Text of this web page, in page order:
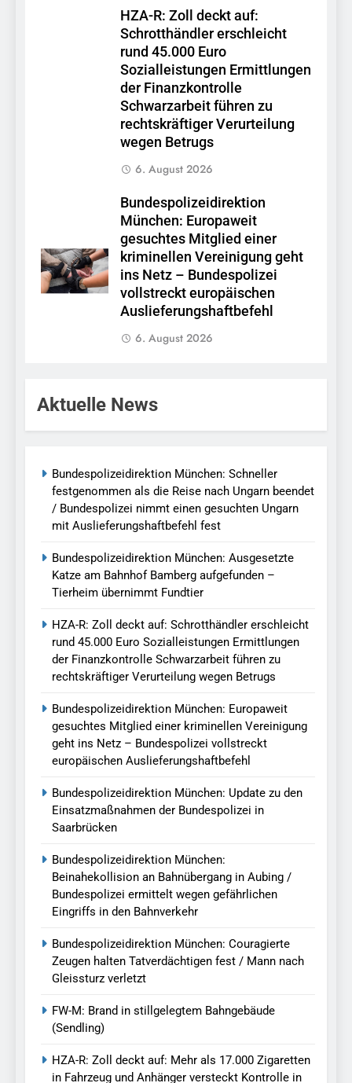
HZA-R: Zoll deckt auf:
Schrotthändler erschleicht
rund 45.000 Euro
Sozialleistungen Ermittlungen
der Finanzkontrolle
Schwarzarbeit führen zu
rechtskräftiger Verurteilung
wegen Betrugs
6. August 2026
Bundespolizeidirektion
München: Europaweit
gesuchtes Mitglied einer
kriminellen Vereinigung geht
ins Netz – Bundespolizei
vollstreckt europäischen
Auslieferungshaftbefehl
6. August 2026
Aktuelle News
Bundespolizeidirektion München: Schneller
festgenommen als die Reise nach Ungarn beendet
/ Bundespolizei nimmt einen gesuchten Ungarn
mit Auslieferungshaftbefehl fest
Bundespolizeidirektion München: Ausgesetzte
Katze am Bahnhof Bamberg aufgefunden –
Tierheim übernimmt Fundtier
HZA-R: Zoll deckt auf: Schrotthändler erschleicht
rund 45.000 Euro Sozialleistungen Ermittlungen
der Finanzkontrolle Schwarzarbeit führen zu
rechtskräftiger Verurteilung wegen Betrugs
Bundespolizeidirektion München: Europaweit
gesuchtes Mitglied einer kriminellen Vereinigung
geht ins Netz – Bundespolizei vollstreckt
europäischen Auslieferungshaftbefehl
Bundespolizeidirektion München: Update zu den
Einsatzmaßnahmen der Bundespolizei in
Saarbrücken
Bundespolizeidirektion München:
Beinahekollision an Bahnübergang in Aubing /
Bundespolizei ermittelt wegen gefährlichen
Eingriffs in den Bahnverkehr
Bundespolizeidirektion München: Couragierte
Zeugen halten Tatverdächtigen fest / Mann nach
Gleissturz verletzt
FW-M: Brand in stillgelegtem Bahngebäude
(Sendling)
HZA-R: Zoll deckt auf: Mehr als 17.000 Zigaretten
in Fahrzeug und Anhänger versteckt Kontrolle in